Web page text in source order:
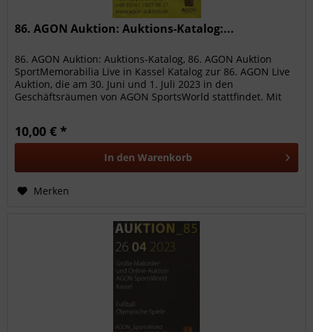
86. AGON Auktion: Auktions-Katalog:...
86. AGON Auktion: Auktions-Katalog, 86. AGON Auktion
SportMemorabilia Live in Kassel Katalog zur 86. AGON Live
Auktion, die am 30. Juni und 1. Juli 2023 in den
Geschäftsräumen von AGON SportsWorld stattfindet. Mit
10,00 € *
In den Warenkorb
Merken